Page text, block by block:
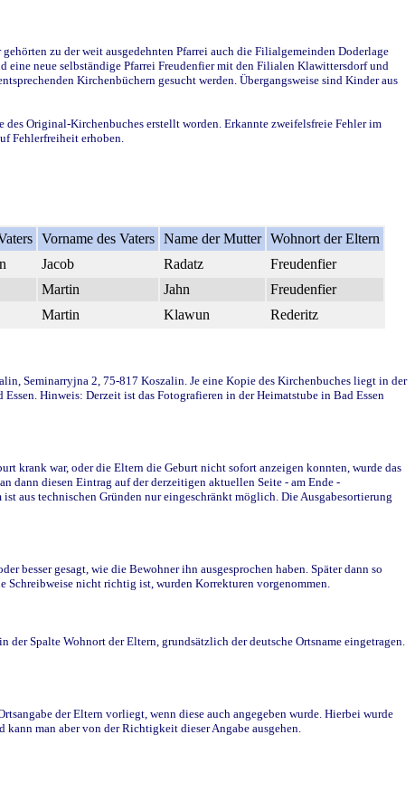
zu der weit ausgedehnten Pfarrei auch die Filialgemeinden Doderlage
neue selbständige Pfarrei Freudenfier mit den Filialen Klawittersdorf und
Kirchenbüchern gesucht werden. Übergangsweise sind Kinder aus
Original-Kirchenbuches erstellt worden. Erkannte zweifelsfreie Fehler im
Fehlerfreiheit erhoben.
Vorname des Vaters Name der Mutter Wohnort der Eltern
Jacob Radatz
Freudenfier
Martin Jahn
Freudenfier
Martin Klawun Rederitz
Seminarryjna 2, 75-817 Koszalin. Je eine Kopie des Kirchenbuches liegt in der
Hinweis: Derzeit ist das Fotografieren in der Heimatstube in Bad Essen
krank war, oder die Eltern die Geburt nicht sofort anzeigen konnten, wurde das
dann diesen Eintrag auf der derzeitigen aktuellen Seite - am Ende -
aus technischen Gründen nur eingeschränkt möglich. Die Ausgabesortierung
besser gesagt, wie die Bewohner ihn ausgesprochen haben. Später dann so
Schreibweise nicht richtig ist, wurden Korrekturen vorgenommen.
Spalte Wohnort der Eltern, grundsätzlich der deutsche Ortsname eingetragen.
der Eltern vorliegt, wenn diese auch angegeben wurde. Hierbei wurde
man aber von der Richtigkeit dieser Angabe ausgehen.